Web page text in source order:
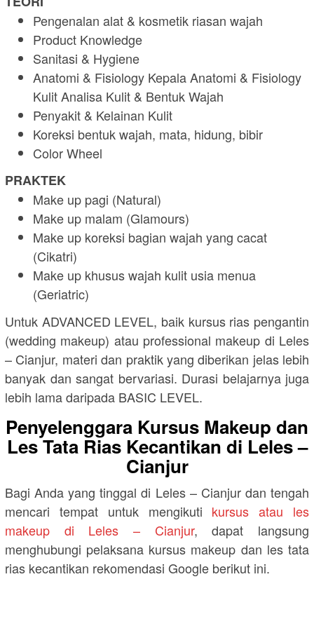
Pengenalan alat & kosmetik riasan wajah
Product Knowledge
Sanitasi & Hygiene
Anatomi & Fisiology Kepala Anatomi & Fisiology
Kulit Analisa Kulit & Bentuk Wajah
Penyakit & Kelainan Kulit
Koreksi bentuk wajah, mata, hidung, bibir
Color Wheel
PRAKTEK
Make up pagi (Natural)
Make up malam (Glamours)
Make up koreksi bagian wajah yang cacat
(Cikatri)
Make up khusus wajah kulit usia menua
(Geriatric)
Untuk ADVANCED LEVEL, baik kursus rias pengantin
(wedding makeup) atau professional makeup di Leles
– Cianjur, materi dan praktik yang diberikan jelas lebih
banyak dan sangat bervariasi. Durasi belajarnya juga
lebih lama daripada BASIC LEVEL.
Penyelenggara Kursus Makeup dan
Les Tata Rias Kecantikan di Leles –
Cianjur
Bagi Anda yang tinggal di Leles – Cianjur dan tengah
mencari tempat untuk mengikuti kursus atau les
makeup di Leles – Cianjur, dapat langsung
menghubungi pelaksana kursus makeup dan les tata
rias kecantikan rekomendasi Google berikut ini.